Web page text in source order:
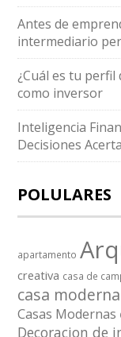
Antes de
intermediario
¿Cuál es tu perfil
como inversor
Inteligencia
Decisiones
POLULARES
apartamento
creativa casa de
casa moderna
Casas Modernas
Decoracion de